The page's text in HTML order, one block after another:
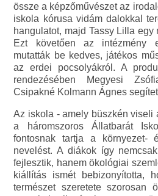
össze a képzőművészet az
iskola kórusa vidám dalokkal
hangulatot, majd Tassy Lilla egy
Ezt követően az intézmény
mutatták be kedves, játékos
az erdei pocsolyákról. A
rendezésében Megyesi
Csipakné Kolmann Ágnes
Az iskola - amely büszkén viseli
a háromszoros Állatbarát
fontosnak tartja a környezet-
nevelést. A diákok így
fejlesztik, hanem ökológiai
kiállítás ismét bebizonyította,
természet szeretete szorosan